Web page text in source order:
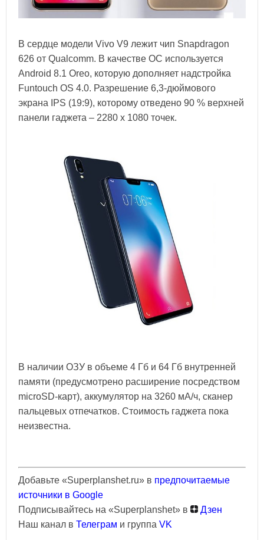
В сердце модели Vivo V9 лежит чип Snapdragon
626 от Qualcomm. В качестве ОС используется
Android 8.1 Oreo, которую дополняет надстройка
Funtouch OS 4.0. Разрешение 6,3-дюймового
экрана IPS (19:9), которому отведено 90 % верхней
панели гаджета – 2280 x 1080 точек.
В наличии ОЗУ в объеме 4 Гб и 64 Гб внутренней
памяти (предусмотрено расширение посредством
microSD-карт), аккумулятор на 3260 мА/ч, сканер
пальцевых отпечатков. Стоимость гаджета пока
неизвестна.
Добавьте «Superplanshet.ru» в предпочитаемые
источники в Google
Подписывайтесь на «Superplanshet» в
Дзен
Наш канал в Телеграм и группа VK